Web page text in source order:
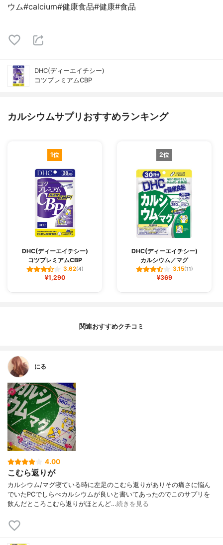
ウム#calcium#健康食品#健康#食品
DHC(ディーエイチシー)
コツプレミアムCBP
カルシウムサプリおすすめランキング
1位
DHC(ディーエイチシー)
コツプレミアムCBP
3.62(4)
¥1,290
2位
DHC(ディーエイチシー)
カルシウム／マグ
3.15(11)
¥369
関連おすすめクチコミ
にる
4.00
こむら返りが
カルシウム/マグ寝ている時に左足のこむら返りがありその痛さに悩ん
でいたPCでしらべカルシウムが良いと書いてあったのでこのサプリを
飲んだところこむら返りがほとんど…続きを見る